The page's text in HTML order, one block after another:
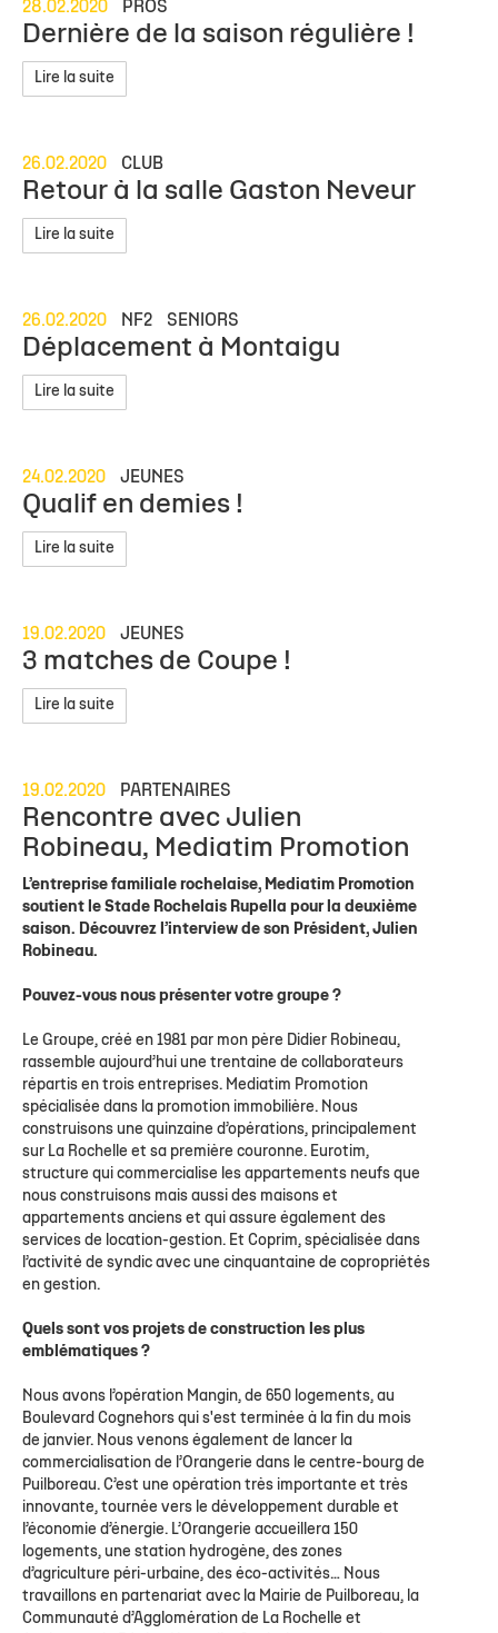
28.02.2020 PROS
Dernière de la saison régulière !
Lire la suite
26.02.2020 CLUB
Retour à la salle Gaston Neveur
Lire la suite
26.02.2020 NF2 SENIORS
Déplacement à Montaigu
Lire la suite
24.02.2020 JEUNES
Qualif en demies !
Lire la suite
19.02.2020 JEUNES
3 matches de Coupe !
Lire la suite
19.02.2020 PARTENAIRES
Rencontre avec Julien
Robineau, Mediatim Promotion
L’entreprise familiale rochelaise, Mediatim Promotion
soutient le Stade Rochelais Rupella pour la deuxième
saison. Découvrez l’interview de son Président, Julien
Robineau.
Pouvez-vous nous présenter votre groupe ?
Le Groupe, créé en 1981 par mon père Didier Robineau,
rassemble aujourd’hui une trentaine de collaborateurs
répartis en trois entreprises. Mediatim Promotion
spécialisée dans la promotion immobilière. Nous
construisons une quinzaine d’opérations, principalement
sur La Rochelle et sa première couronne. Eurotim,
structure qui commercialise les appartements neufs que
nous construisons mais aussi des maisons et
appartements anciens et qui assure également des
services de location-gestion. Et Coprim, spécialisée dans
l’activité de syndic avec une cinquantaine de copropriétés
en gestion.
Quels sont vos projets de construction les plus
emblématiques ?
Nous avons l’opération Mangin, de 650 logements, au
Boulevard Cognehors qui s'est terminée à la fin du mois
de janvier. Nous venons également de lancer la
commercialisation de l’Orangerie dans le centre-bourg de
Puilboreau. C’est une opération très importante et très
innovante, tournée vers le développement durable et
l’économie d’énergie. L’Orangerie accueillera 150
logements, une station hydrogène, des zones
d’agriculture péri-urbaine, des éco-activités… Nous
travaillons en partenariat avec la Mairie de Puilboreau, la
Communauté d’Agglomération de La Rochelle et